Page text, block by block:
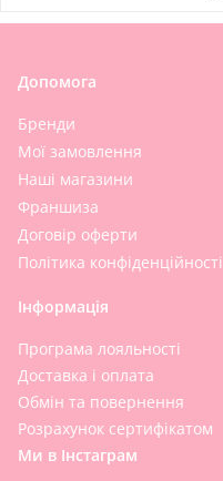
Допомога
Бренди
Мої замовлення
Наші магазини
Франшиза
Договір оферти
Політика конфіденційності
Інформація
Програма лояльності
Доставка і оплата
Обмін та повернення
Розрахунок сертифікатом
Ми в Інстаграм